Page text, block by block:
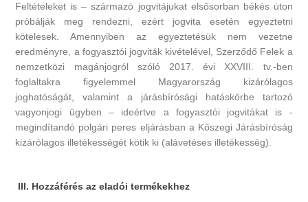
Feltételeket is – származó jogvitájukat elsősorban békés úton
próbálják meg rendezni, ezért jogvita esetén egyeztetni
kötelesek. Amennyiben az egyeztetésük nem vezetne
eredményre, a fogyasztói jogviták kivételével, Szerződő Felek a
nemzetközi magánjogról szóló 2017. évi XXVIII. tv.-ben
foglaltakra figyelemmel Magyarország kizárólagos
joghatóságát, valamint a járásbírósági hatáskörbe tartozó
vagyonjogi ügyben – ideértve a fogyasztói jogvitákat is -
megindítandó polgári peres eljárásban a Kőszegi Járásbíróság
kizárólagos illetékességét kötik ki (alávetéses illetékesség).
III. Hozzáférés az eladói termékekhez